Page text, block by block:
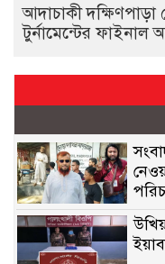
আদাচাকী
টুর্নামেন্টের ফাইনাল